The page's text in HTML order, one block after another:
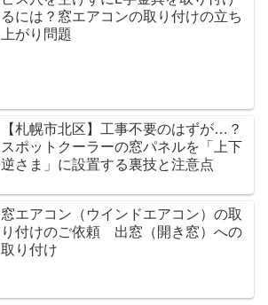
るには？窓エアコンの取り付けの立ち
上がり問題
【札幌市北区】工事不要のはずが…？
スポットクーラーの窓パネルを「上下
逆さま」に設置する裏技と注意点
窓エアコン（ウインドエアコン）の取
り付けのご依頼 出窓（開き窓）への
取り付け